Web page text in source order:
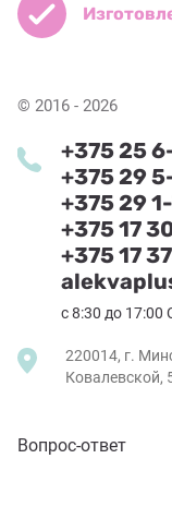
© 2016 - 2026
+375 25
+375 29
+375 29
+375 17
+375 17
с 8:30 до
220014, г.
Ковалевской,
Вопрос-ответ